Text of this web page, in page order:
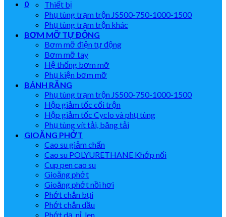
0
Thiết bị
Phụ tùng trạm trộn JS500-750-1000-1500
Phụ tùng trạm trộn khác
BƠM MỠ TỰ ĐỘNG
Bơm mỡ điện tự động
Bơm mỡ tay
Hệ thống bơm mỡ
Phụ kiện bơm mỡ
BÁNH RĂNG
Phụ tùng trạm trộn JS500-750-1000-1500
Hộp giảm tốc cối trộn
Hộp giảm tốc Cyclo và phụ tùng
Phụ tùng vít tải, băng tải
GIOĂNG PHỚT
Cao su giảm chấn
Cao su POLYURETHANE Khớp nối
Cup pen cao su
Gioăng phớt
Gioăng phớt nồi hơi
Phớt chắn bụi
Phớt chắn dầu
Phớt dạ, nỉ, len